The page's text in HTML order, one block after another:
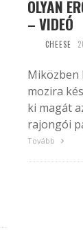
OLYAN
– VIDEÓ
CHEESE
Miközben
mozira
ki magát
rajongói
Tovább